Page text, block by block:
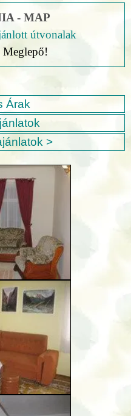
- MAP
útvonalak
Meglepő!
Árak
>